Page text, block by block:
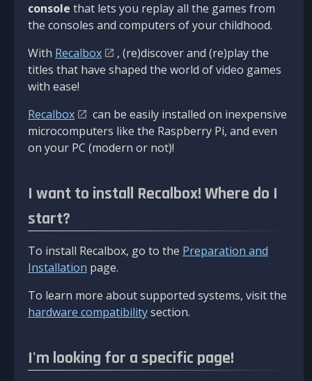
console that lets you replay all the games from
the consoles and computers of your childhood.
With Recalbox
, (re)discover and (re)play the
titles that have shaped the world of video games
with ease!
Recalbox
can be easily installed on inexpensive
microcomputers like the Raspberry Pi, and even
on your PC (modern or not)!
I want to install Recalbox! Where do I
start?
To install Recalbox, go to the Preparation and
Installation page.
To learn more about supported systems, visit the
hardware compatibilitysection.
I'm looking for a specific page!